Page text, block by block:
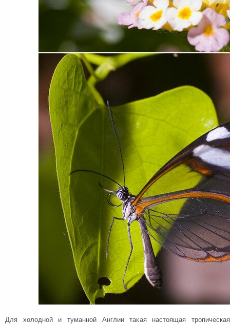
Для холодной и туманной Англии такая настоящая